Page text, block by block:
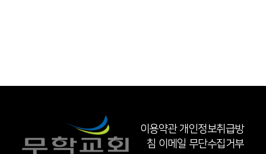
이용약관 개인정보취급방
침 이메일 무단수집거부